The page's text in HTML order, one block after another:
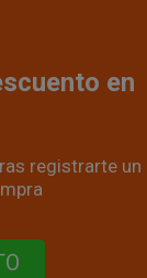
en
registrarte un